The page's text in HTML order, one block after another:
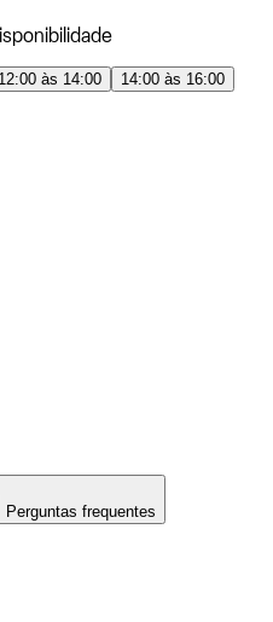
12:00 às 14:00
14:00 às 16:00
Perguntas frequentes